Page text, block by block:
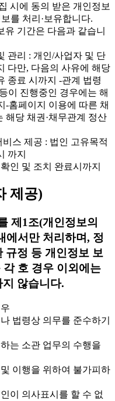
시에 동의 받은 개인정보
를 처리·보유합니다.
기간은 다음과 같습니
관리 : 개인/사업자 및 단
다만, 다음의 사유에 해당
종료 시까지 -관계 법령
이 진행중인 경우에는 해
-홈페이지 이용에 따른 채
해당 채권·채무관계 정산
스 제공 : 법인 고유목적
까지
인 및 조치 완료시까지
제공)
제1조(개인정보의
에서만 처리하며, 정
규정 등 개인정보 보
호 경우 이외에는
않습니다.
법령상 의무를 준수하기
는 소관 업무의 수행을
이행을 위하여 불가피하
이 의사표시를 할 수 없